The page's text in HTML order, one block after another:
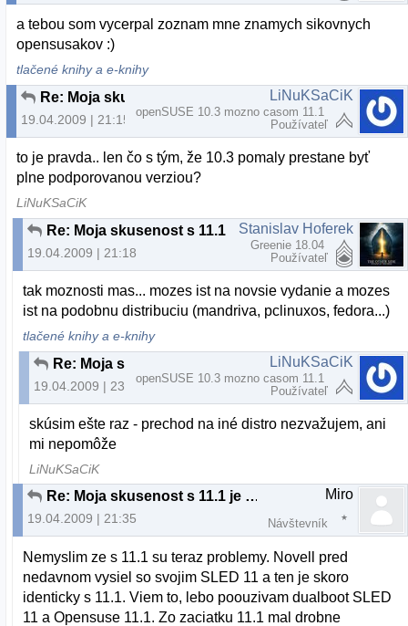
a tebou som vycerpal zoznam mne znamych sikovnych
opensusakov :)
tlačené knihy a e-knihy
19.04.2009 | 21:15
LiNuKSaCiK
openSUSE 10.3 mozno casom 11.1
Používateľ
to je pravda.. len čo s tým, že 10.3 pomaly prestane byť
plne podporovanou verziou?
LiNuKSaCiK
Re: Moja skusenost s 11.1 je negativna.
19.04.2009 | 21:18
Stanislav Hoferek
Greenie 18.04
Používateľ
tak moznosti mas... mozes ist na novsie vydanie a mozes
ist na podobnu distribuciu (mandriva, pclinuxos, fedora...)
tlačené knihy a e-knihy
19.04.2009 | 23:25
LiNuKSaCiK
openSUSE 10.3 mozno casom 11.1
Používateľ
skúsim ešte raz - prechod na iné distro nezvažujem, ani
mi nepomôže
LiNuKSaCiK
Re: Moja skusenost s 11.1 je negativna.
19.04.2009 | 21:35
Miro
Návštevník
Nemyslim ze s 11.1 su teraz problemy. Novell pred
nedavnom vysiel so svojim SLED 11 a ten je skoro
identicky s 11.1. Viem to, lebo poouzivam dualboot SLED
11 a Opensuse 11.1. Zo zaciatku 11.1 mal drobne